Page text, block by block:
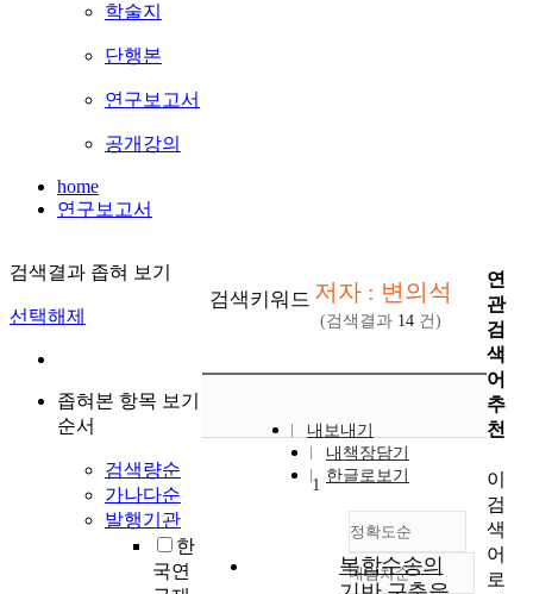
학술지
단행본
연구보고서
공개강의
home
연구보고서
검색결과 좁혀 보기
선택해제
좁혀본 항목 보기
순서
검색량순
가나다순
발행기관
한
국연
검색키워드 저자 : 변의석
(검색결과 14 건)
내보내기
내책장담기
한글로보기
정확도순
정확도
내림차순
1
복합수송의
연
관
검
색
어
추
천
이
검
색
어
로